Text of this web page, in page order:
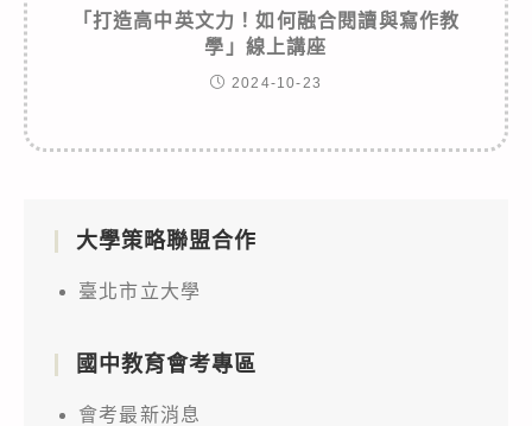
「打造高中英文力！如何融合閱讀與寫作教
學」線上講座
2024-10-23
大學策略聯盟合作
臺北市立大學
國中教育會考專區
會考最新消息